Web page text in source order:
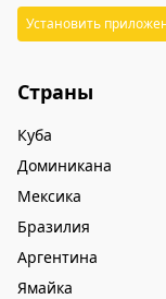
Установить
Страны
Куба
Доминикана
Мексика
Бразилия
Аргентина
Ямайка